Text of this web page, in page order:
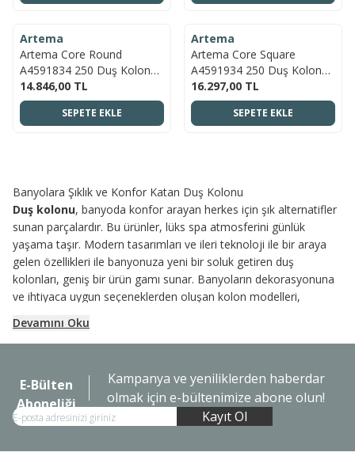
YENI
ÜCRETSIZ KARGO
Artema
Artema Core Round
A4591834 250 Duş Kolonu,
Fırçalı Nikel
14.846,00 TL
SEPETE EKLE
YENI
ÜCRETSIZ KARGO
Artema
Artema Core Square
A4591934 250 Duş Kolonu,
Fırçalı Nikel
16.297,00 TL
SEPETE EKLE
Banyolara Şıklık ve Konfor Katan Duş Kolonu
Duş kolonu, banyoda konfor arayan herkes için şık alternatifler
sunan parçalardır. Bu ürünler, lüks spa atmosferini günlük
yaşama taşır. Modern tasarımları ve ileri teknoloji ile bir araya
gelen özellikleri ile banyonuza yeni bir soluk getiren duş
kolonları, geniş bir ürün gamı sunar. Banyoların dekorasyonuna
ve ihtiyaca uygun seçeneklerden oluşan kolon modelleri,
fonksiyonları ile öne çıkar.
deneyiminizi daha keyifli ve pratik hale getiren popüler seçimler
Kapsamlı bir duş sistemi kullanmak istiyorsanız, su akışını
kontrol etme imkanı sunan, farklı duş başlığı seçenekleri ve kolay
montaj sağlayan duş kolonları, banyoda geçirdiğiniz zamanı bir
Devamını Oku
E-Bülten
Aboneliği
Kampanya ve yeniliklerden haberdar
olmak için e-bültenimize abone olun!
Kayıt Ol